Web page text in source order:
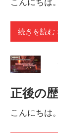
続きを読む
正後の
こんにちは